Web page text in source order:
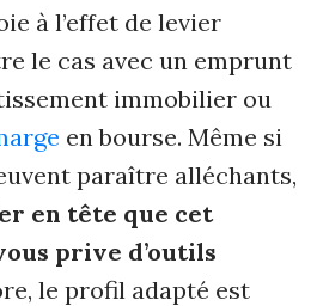
à l’effet de levier
le cas avec un emprunt
immobilier ou
en bourse. Même si
paraître alléchants,
en tête que cet
prive d’outils
le profil adapté est